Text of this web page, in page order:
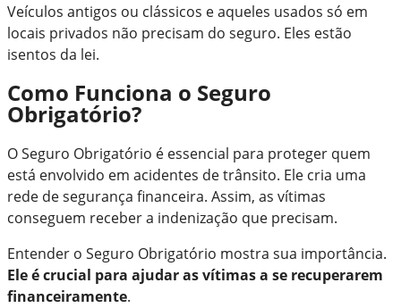
Veículos antigos ou clássicos e aqueles usados só em
locais privados não precisam do seguro. Eles estão
isentos da lei.
Como Funciona o Seguro
Obrigatório?
O Seguro Obrigatório é essencial para proteger quem
está envolvido em acidentes de trânsito. Ele cria uma
rede de segurança financeira. Assim, as vítimas
conseguem receber a indenização que precisam.
Entender o Seguro Obrigatório mostra sua importância.
Ele é crucial para ajudar as vítimas a se recuperarem
financeiramente.